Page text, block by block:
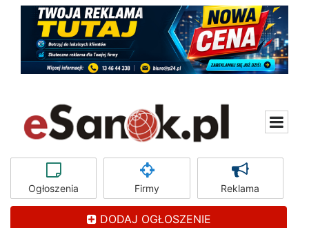
Ogłoszenia Firmy Reklama
DODAJ OGŁOSZENIE